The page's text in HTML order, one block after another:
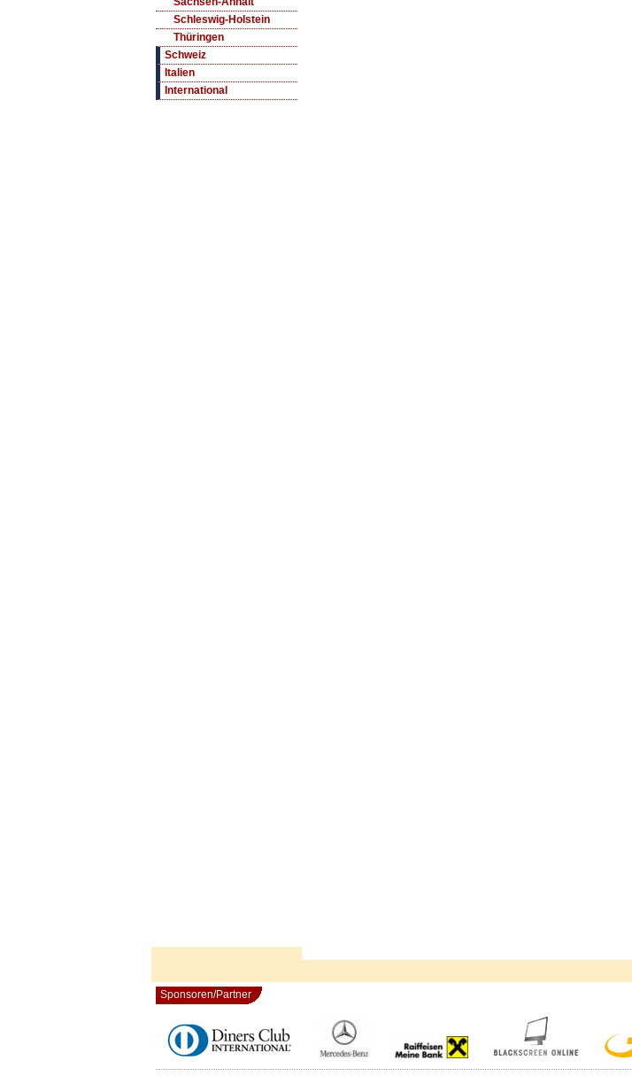
Schleswig-Holstein
Thüringen
Schweiz
Italien
International
Sponsoren/Partner